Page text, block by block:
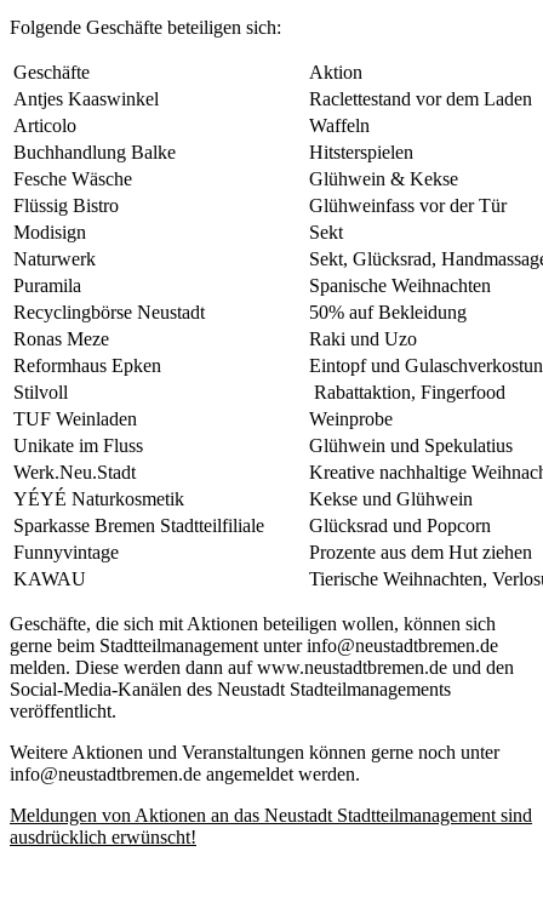
Folgende Geschäfte beteiligen sich:
Geschäfte
Aktion
Antjes Kaaswinkel
Raclettestand vor dem Laden
Articolo
Waffeln
Buchhandlung Balke
Hitsterspielen
Fesche Wäsche
Glühwein & Kekse
Flüssig Bistro
Glühweinfass vor der Tür
Modisign
Sekt
Naturwerk
Sekt, Glücksrad,
Puramila
Spanische Weihnachten
Recyclingbörse Neustadt
50% auf Bekleidung
Ronas Meze
Raki und Uzo
Reformhaus Epken
Eintopf und
Stilvoll
Rabattaktion, Fingerfood
TUF Weinladen
Weinprobe
Unikate im Fluss
Glühwein und Spekulatius
Werk.Neu.Stadt
Kreative nachhaltige
YÉYÉ Naturkosmetik
Kekse und Glühwein
Sparkasse Bremen Stadtteilfiliale
Glücksrad und Popcorn
Funnyvintage
Prozente aus dem Hut ziehen
KAWAU
Tierische Weihnachten,
Geschäfte, die sich mit Aktionen beteiligen wollen, können sich
gerne beim Stadtteilmanagement unter info@neustadtbremen.de
melden. Diese werden dann auf www.neustadtbremen.de und den
Social-Media-Kanälen des Neustadt Stadteilmanagements
veröffentlicht.
Weitere Aktionen und Veranstaltungen können gerne noch unter
info@neustadtbremen.de angemeldet werden.
Meldungen von Aktionen an das Neustadt Stadtteilmanagement sind
ausdrücklich erwünscht!